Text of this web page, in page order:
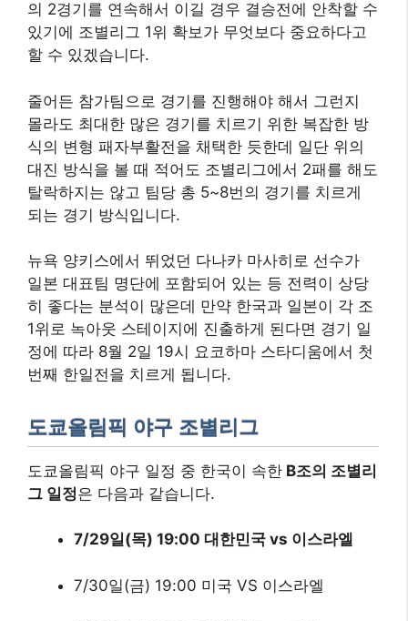
의 2경기를 연속해서 이길 경우 결승전에 안착할 수
있기에 조별리그 1위 확보가 무엇보다 중요하다고
할 수 있겠습니다.
줄어든 참가팀으로 경기를 진행해야 해서 그런지
몰라도 최대한 많은 경기를 치르기 위한 복잡한 방
식의 변형 패자부활전을 채택한 듯한데 일단 위의
대진 방식을 볼 때 적어도 조별리그에서 2패를 해도
탈락하지는 않고 팀당 총 5~8번의 경기를 치르게
되는 경기 방식입니다.
뉴욕 양키스에서 뛰었던 다나카 마사히로 선수가
일본 대표팀 명단에 포함되어 있는 등 전력이 상당
히 좋다는 분석이 많은데 만약 한국과 일본이 각 조
1위로 녹아웃 스테이지에 진출하게 된다면 경기 일
정에 따라 8월 2일 19시 요코하마 스타디움에서 첫
번째 한일전을 치르게 됩니다.
도쿄올림픽 야구 조별리그
도쿄올림픽 야구 일정 중 한국이 속한 B조의 조별리
그 일정은 다음과 같습니다.
7/29일(목) 19:00 대한민국 vs 이스라엘
7/30일(금) 19:00 미국 VS 이스라엘